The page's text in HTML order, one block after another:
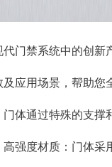
门禁系统中的创
应用场景，帮助
体通过特殊的支
强度材质：门体